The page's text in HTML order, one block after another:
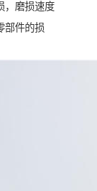
，磨损速度
部件的损